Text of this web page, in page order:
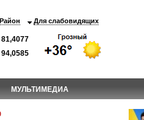
Район Для слабовидящих
94,0585
МУЛЬТИМЕДИА